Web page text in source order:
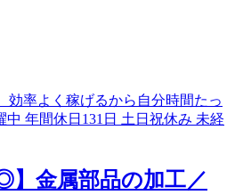
】金属部品の加工／